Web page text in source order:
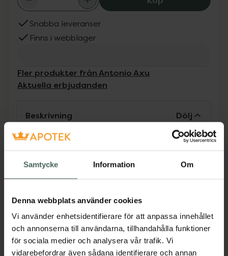
Samtycke Information Om
Denna webbplats använder cookies
Vi använder enhetsidentifierare för att anpassa innehållet
och annonserna till användarna, tillhandahålla funktioner
för sociala medier och analysera vår trafik. Vi
vidarebefordrar även sådana identifierare och annan
Snabba leveranser
Finns i webblager
Fler produkter från Antonio Axu
Aktuella erbjudanden
Beskrivning Dölj
Antonio Axu Volumizing Mousse Extreme är
Ger håret en fyllighet som känns naturligt
följsam och mjuk. Om du stylar håret med
luftig volym med flexibilitet.
EAN:07391593002810